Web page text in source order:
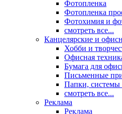
Фотопленка
Фотопленка
Фотохимия и
смотреть все...
Канцелярские и
Хобби и
Офисная
Бумага для
Письменные
Папки, системы
смотреть все...
Реклама
Реклама